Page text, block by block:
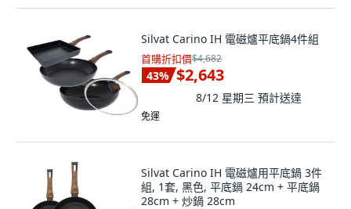
Silvat Carino IH 電磁爐平底鍋4件組
首購折扣價$4,682
43% $2,643
8/12 星期三 預計送達
免運
Silvat Carino IH 電磁爐用平底鍋 3件
組, 1套, 黑色, 平底鍋 24cm + 平底鍋
28cm + 炒鍋 28cm